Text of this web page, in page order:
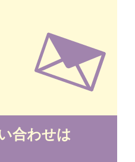
合わせは